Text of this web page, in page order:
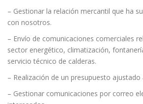
– Gestionar la relación mercantil que ha
con nosotros.
– Envío de comunicaciones comerciales
sector energético, climatización,
servicio técnico de calderas.
– Realización de un presupuesto ajustado
– Gestionar comunicaciones por correo